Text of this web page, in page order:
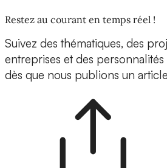
Restez au courant en temps réel !
Suivez des thématiques, des
entreprises et des
dès que nous publions un